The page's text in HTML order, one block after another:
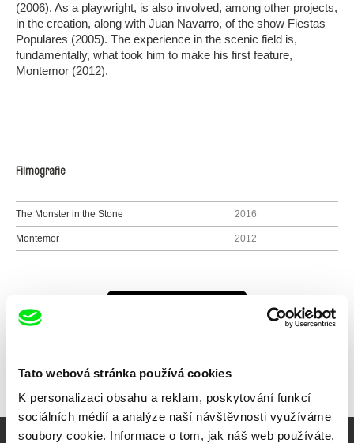
Tato webová stránka používá cookies
K personalizaci obsahu a reklam, poskytování funkcí
sociálních médií a analýze naší návštěvnosti využíváme
soubory cookie. Informace o tom, jak náš web používáte,
(2006). As a playwright, is also involved, among other projects,
in the creation, along with Juan Navarro, of the show Fiestas
Populares (2005). The experience in the scenic field is,
fundamentally, what took him to make his first feature,
Montemor (2012).
Filmografie
The Monster in the Stone 2016
Montemor 2012